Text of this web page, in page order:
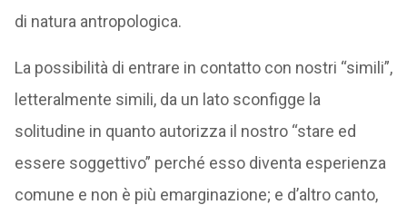
di natura antropologica.
La possibilità di entrare in contatto con nostri “simili”,
letteralmente simili, da un lato sconfigge la
solitudine in quanto autorizza il nostro “stare ed
essere soggettivo” perché esso diventa esperienza
comune e non è più emarginazione; e d’altro canto,